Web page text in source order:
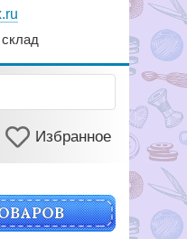
Избранное